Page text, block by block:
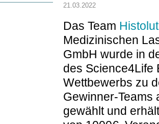
21.03.2022
Das Team
Medizinischen
GmbH wurde in
des Science4Life
Wettbewerbs zu
Gewinner-Teams
gewählt und